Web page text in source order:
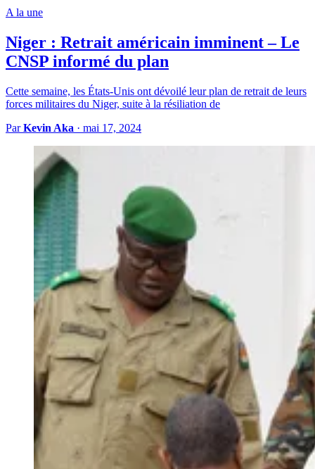
A la une
Niger : Retrait américain imminent – Le
CNSP informé du plan
Cette semaine, les États-Unis ont dévoilé leur plan de retrait de leurs
forces militaires du Niger, suite à la résiliation de
ParKevin Aka · mai 17, 2024